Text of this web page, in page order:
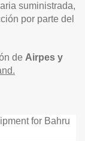
suministrada,
por parte del
de Airpes y